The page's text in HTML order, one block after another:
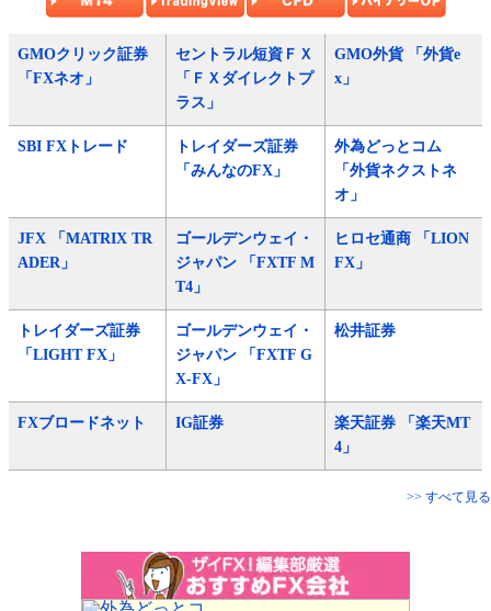
GMOクリック証券
「FXネオ」
セントラル短資ＦＸ
「ＦＸダイレクトプ
ラス」
GMO外貨 「外貨e
x」
SBI FXトレード
トレイダーズ証券
「みんなのFX」
外為どっとコム
「外貨ネクストネ
オ」
JFX 「MATRIX TR
ADER」
ゴールデンウェイ・
ジャパン 「FXTF M
T4」
ヒロセ通商 「LION
FX」
トレイダーズ証券
「LIGHT FX」
ゴールデンウェイ・
ジャパン 「FXTF G
X-FX」
松井証券
FXブロードネット IG証券
楽天証券 「楽天MT
4」
>> すべて見る